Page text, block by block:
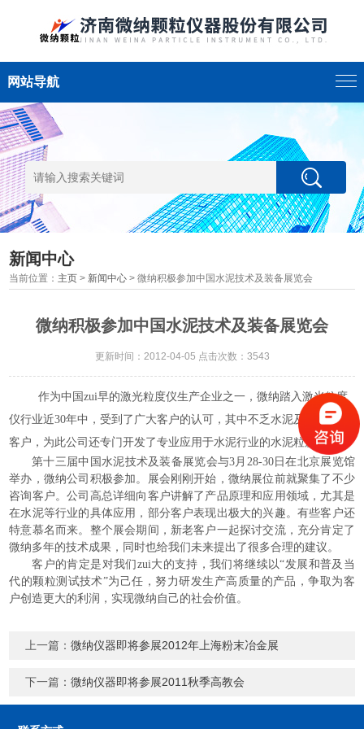
网站导航
新闻中心
当前位置： 主页 > 新闻中心 > 微纳积极参加中国水泥技术及装备展览会
微纳积极参加中国水泥技术及装备展览会
更新时间：2012-04-05 点击次数：3543
作为中国zui早的激光粒度仪生产企业之一，微纳踏入激光粒度
仪行业近30年中，受到了广大客户的认可，其中不乏水泥及相关行业
客户，为此公司还专门开发了专业应用于水泥行业的水泥粒度仪。
第十三届中国水泥技术及装备展览会与3月28-30日在北京展览馆
举办，微纳公司积极参加。展会刚刚开始，微纳展位前就聚集了不少
咨询客户。公司高总详细向客户讲解了产品原理和应用领域，尤其是
在水泥等行业的具体应用，部分客户表现出极大的兴趣。有些客户还
特意慕名而来。整个展会期间，新老客户一起探讨交流，充分肯定了
微纳多年的技术成果，同时也给我们未来提出了很多合理的建议。
客户的肯定是对我们zui大的支持，我们将继续以“发展和普及当
代的颗粒测试技术”为己任，努力研发生产高质量的产品，争取为客
户创造更大的利润，实现微纳自己的社会价值。
上一篇：微纳仪器即将参展2012年上海粉末冶金展
下一篇：微纳仪器即将参展2011秋季高教会